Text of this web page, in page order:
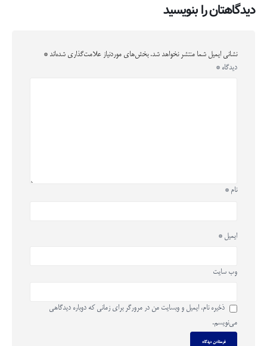
دیدگاهتان را بنویسید
نشانی ایمیل شما منتشر نخواهد شد. بخش‌های موردنیاز علامت‌گذاری شده‌اند *
دیدگاه *
نام *
ایمیل *
وب‌ سایت
ذخیره نام، ایمیل و وبسایت من در مرورگر برای زمانی که دوباره دیدگاهی
می‌نویسم.